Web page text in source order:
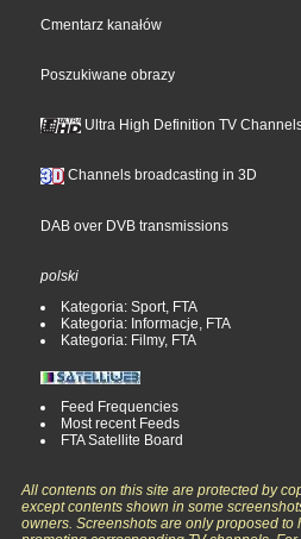
Cmentarz kanałów
Poszukiwane obrazy
Ultra High Definition TV
Channels broadcasting in 3D
DAB over DVB transmissions
polski
Kategoria: Sport, FTA
Kategoria: Informacje, FTA
Kategoria: Filmy, FTA
Feed Frequencies
Most recent Feeds
FTA Satellite Board
All contents on this site are protected by
except contents shown in some
owners. Screenshots are only proposed